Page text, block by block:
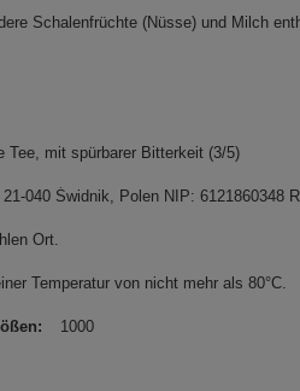
Schalenfrüchte (Nüsse) und Milch
Tee, mit spürbarer Bitterkeit (3/5)
040 Świdnik, Polen NIP: 6121860348
Ort.
Temperatur von nicht mehr als 80°C.
1000